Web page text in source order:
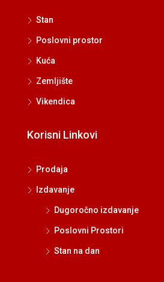
Stan
Poslovni prostor
Kuća
Zemljište
Vikendica
Korisni Linkovi
Prodaja
Izdavanje
Dugoročno izdavanje
Poslovni Prostori
Stan na dan